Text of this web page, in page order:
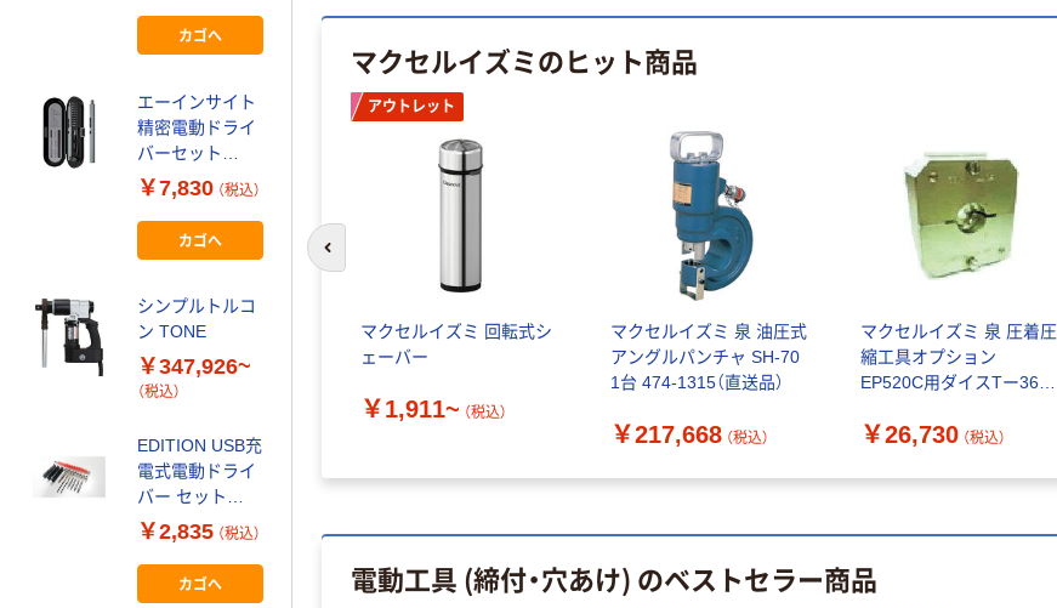
マクセルイズミのヒット商品
アウトレット
マクセルイズミ 回転式シ
ェーバー
￥1,911~ （税込）
マクセルイズミ 泉 油圧式
アングルパンチャ SH-70
1台 474-1315（直送品）
￥217,668 （税込）
マクセルイズミ 泉 圧着圧
縮工具オプション
EP520C用ダイスTー365
8978（直送品）
￥26,730 （税込）
電動工具 (締付・穴あけ) のベストセラー商品
カゴへ
エーインサイト
精密電動ドライ
バーセット
PENDORA36E
82U36E 1セッ
ト（直送品）
￥7,830 （税込）
カゴへ
シンプルトルコ
ン TONE
￥347,926~
（税込）
EDITION USB充
電式電動ドライ
バー セット
EDN-367 1台
（直送品）
￥2,835 （税込）
カゴへ
ライバー 専用オ
ーガ
（税込）
SANEI 電動カシ
メ工具
スタンド DS53
1台（直送品）
（税込）
作ドライバース
タンド VMSー
50 1台（直送品）
￥37,428
（税込）
カゴへ
キリウスジャパ
ン キリウス ね
じ供給機
ス) M1.4用
BSF-1450-14 1
台 652-6576（直
（税込）
カゴへ
Ｐ 20442 ドリル
￥3,162~
（税込）
ポップリベッ
ト・ファスナー
シリーズ 電動ラ
チェットレンチ
本体のみ
1台（直送品）
￥23,188
（税込）
XX1 1ケ（直送